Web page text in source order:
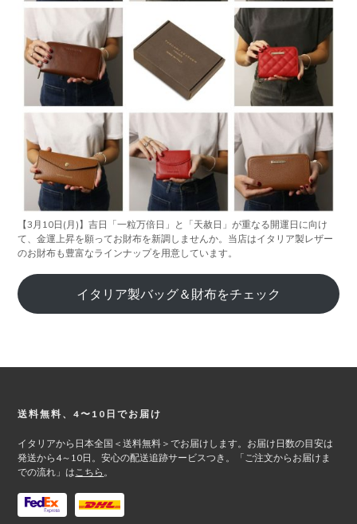
【3月10日(月)】吉日「一粒万倍日」と「天赦日」が重なる開運日に向け
て、金運上昇を願ってお財布を新調しませんか。当店はイタリア製レザー
のお財布も豊富なラインナップを用意しています。
イタリア製バッグ＆財布をチェック
Footer
送料無料、4〜10日でお届け
イタリアから日本全国＜送料無料＞でお届けします。お届け日数の目安は
発送から4～10日。安心の配送追跡サービスつき。「ご注文からお届けま
での流れ」は こちら 。